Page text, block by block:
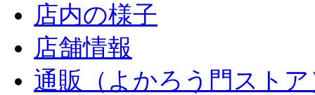
店内の様子
店舗情報
通販（よかろう門ストア